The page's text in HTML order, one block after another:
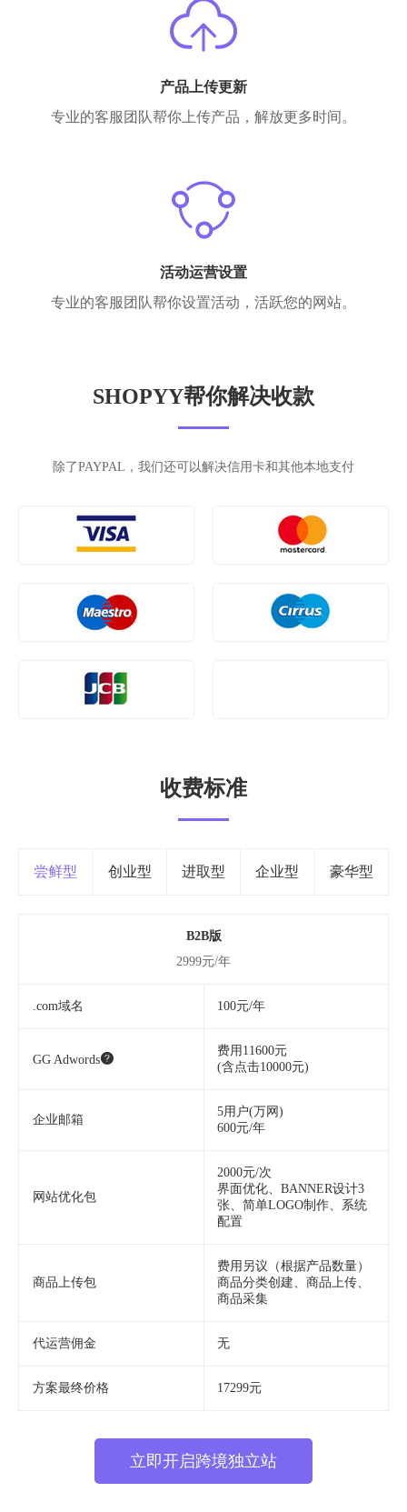
产品上传更新
专业的客服团队帮你上传产品，解放更多时间。
活动运营设置
专业的客服团队帮你设置活动，活跃您的网站。
SHOPYY帮你解决收款
除了PAYPAL，我们还可以解决信用卡和其他本地支付
收费标准
尝鲜型 创业型 进取型 企业型 豪华型
B2B版
2999元/年
.com域名 100元/年
GG Adwords
费用11600元
(含点击10000元)
企业邮箱
5用户(万网)
600元/年
网站优化包
2000元/次
界面优化、BANNER设计3
张、简单LOGO制作、系统
配置
商品上传包
费用另议（根据产品数量）
商品分类创建、商品上传、
商品采集
代运营佣金 无
方案最终价格 17299元
立即开启跨境独立站